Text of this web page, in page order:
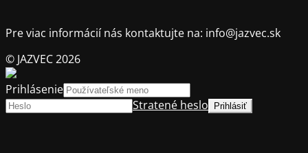
Pre viac informácií nás kontaktujte na: info@jazvec.sk
© JAZVEC 2026
Prihlásenie
Stratené heslo